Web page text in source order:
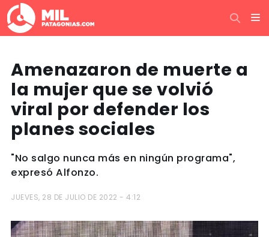
Amenazaron de muerte a
la mujer que se volvió
viral por defender los
planes sociales
"No salgo nunca más en ningún programa",
expresó Alfonzo.
JUEVES, 28 DE JULIO DE 2022 - 4:12